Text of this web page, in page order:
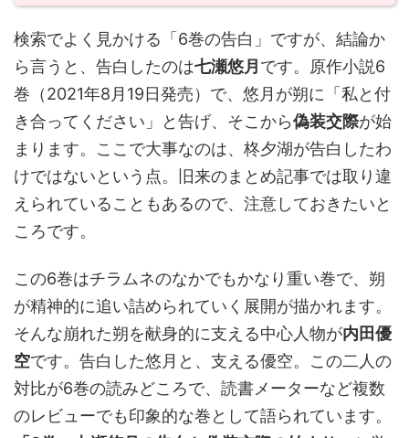
検索でよく見かける「6巻の告白」ですが、結論か
ら言うと、告白したのは七瀬悠月 です。原作小説6
巻（2021年8月19日発売）で、悠月が朔に「私と付
き合ってください」と告げ、そこから偽装交際が始
まります。ここで大事なのは、柊夕湖が告白したわ
けではないという点。旧来のまとめ記事では取り違
えられていることもあるので、注意しておきたいと
ころです。
この6巻はチラムネのなかでもかなり重い巻で、朔
が精神的に追い詰められていく展開が描かれます。
そんな崩れた朔を献身的に支える中心人物が内田優
空です。告白した悠月と、支える優空。この二人の
対比が6巻の読みどころで、読書メーターなど複数
のレビューでも印象的な巻として語られています。